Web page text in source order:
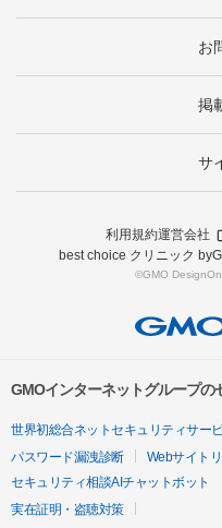
お
掲
サ
利用規約運営会社
best choice クリニック
©GMO
GMOインターネットグループの
世界初総合ネットセキュリティサー
パスワード漏洩診断
Webサイト
セキュリティ相談AIチャットボット
実在証明・盗聴対策